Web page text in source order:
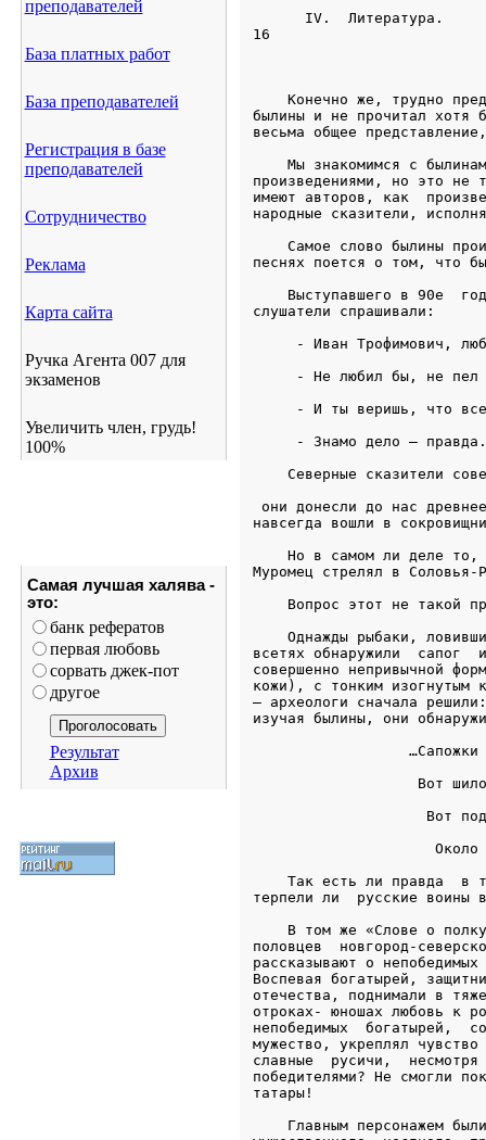
преподавателей
База платных работ
База преподавателей
Регистрация в базе
преподавателей
Сотрудничество
Реклама
Карта сайта
Ручка Агента 007 для
экзаменов
Увеличить член, грудь!
100%
Самая лучшая халява -
это:
банк рефератов
первая любовь
сорвать джек-пот
другое
Результат
Архив